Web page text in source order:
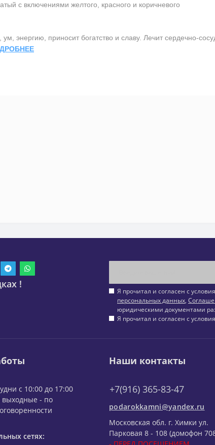
с включениями желтого, красного и коричневого
энергию, приносит богатство и славу. Лечит сердечно-
!
Я прочитал и согласен с
персональных данных,
юридическими документами
Я прочитал и согласен с
с 10:00 до 17:00
выходные - по
сетях:
Наши контакты
+7(916) 365-83-47
podarokkamni@yandex.ru
Московская обл. г. Химки ул.
Парковая 8 - 108 (домофон